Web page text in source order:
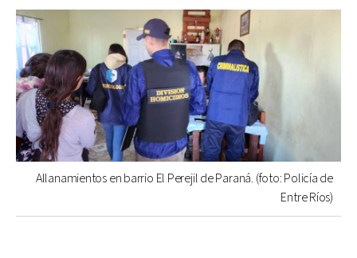
Allanamientos en barrio El Perejil de Paraná. (foto: Policía de
Entre Ríos)